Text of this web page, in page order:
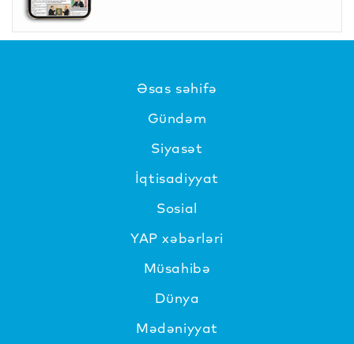
Əsas səhifə
Gündəm
Siyasət
İqtisadiyyat
Sosial
YAP xəbərləri
Müsahibə
Dünya
Mədəniyyat